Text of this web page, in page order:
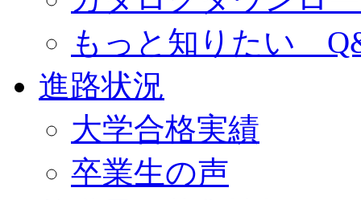
もっと知りたい
進路状況
大学合格実績
卒業生の声